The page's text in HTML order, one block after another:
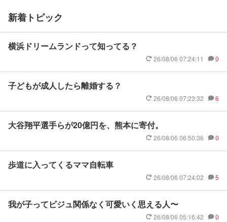
新着トピック
横浜ドリームランドって知ってる？
26/08/06 07:24:11 0
子どもが成人したら離婚する？
26/08/06 07:23:32 6
大谷翔平選手らが20億円を、熊本に寄付。
26/08/06 06:50:36 0
歩道に入ってくるママ自転車
26/08/06 07:24:02 5
我が子ってビジュ関係なく可愛いく思える人〜
26/08/06 05:16:42 0